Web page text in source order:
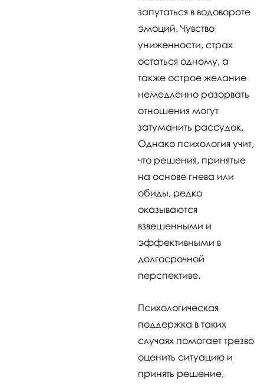
запутаться в водовороте
эмоций. Чувство
униженности, страх
остаться одному, а
также острое желание
немедленно разорвать
отношения могут
затуманить рассудок.
Однако психология учит,
что решения, принятые
на основе гнева или
обиды, редко
оказываются
взвешенными и
эффективными в
долгосрочной
перспективе.
Психологическая
поддержка в таких
случаях помогает трезво
оценить ситуацию и
принять решение,